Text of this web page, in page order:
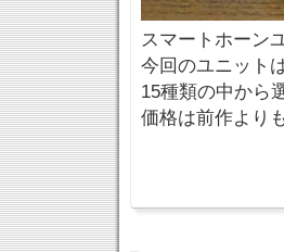
スマートホーン
今回のユニット
15種類の中から
価格は前作より